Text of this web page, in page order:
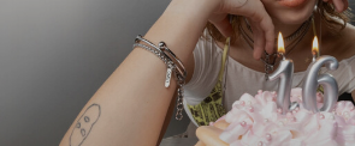
Эксклюзивно для Poison Drop бренд
HOLD YOUR HORSES (Придержи своих
вдохновленную удилами для контроля
силу, а через точность давления.